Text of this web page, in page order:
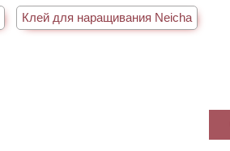
Клей для наращивания Neicha